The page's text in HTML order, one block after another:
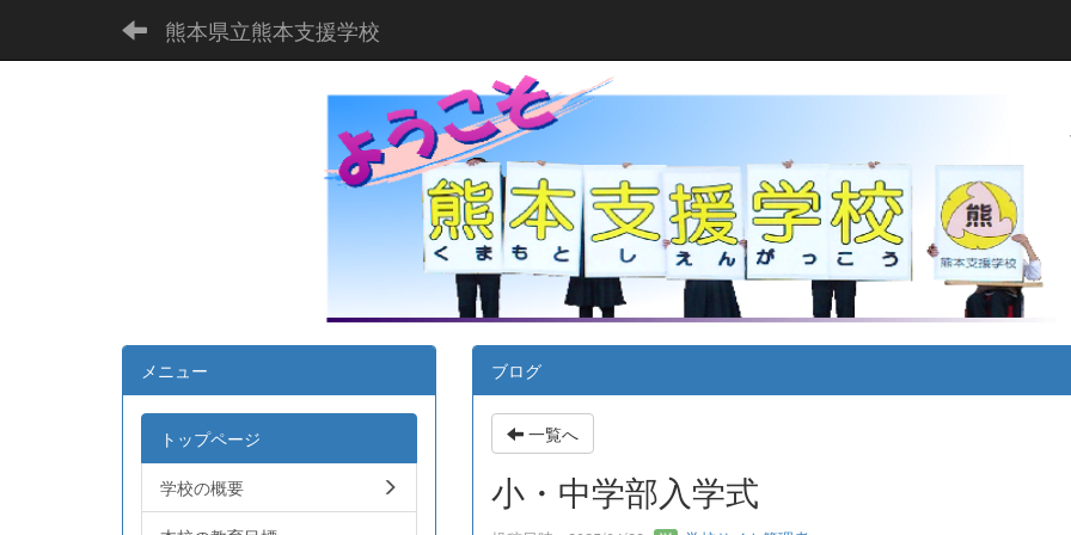
熊本県立熊本支援学校
ブログ
一覧へ
小・中学部入学式
メニュー
トップページ
学校の概要